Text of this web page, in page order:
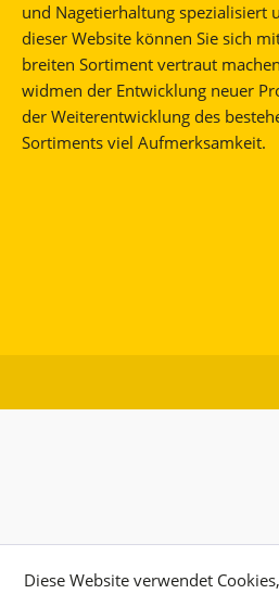
und Nagetierhaltung spezialisiert
dieser Website können Sie sich
breiten Sortiment vertraut
widmen der Entwicklung neuer
der Weiterentwicklung des
Sortiments viel Aufmerksamkeit.
Diese Website verwendet